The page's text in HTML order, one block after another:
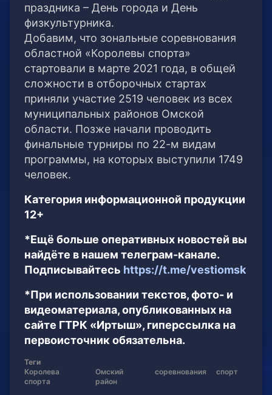
праздника – День города и День
физкультурника.
Добавим, что зональные соревнования
областной «Королевы спорта»
стартовали в марте 2021 года, в общей
сложности в отборочных стартах
приняли участие 2519 человек из всех
муниципальных районов Омской
области. Позже начали проводить
финальные турниры по 22-м видам
программы, на которых выступили 1749
человек.
Категория информационной продукции
12+
*Ещё больше оперативных новостей вы
найдёте в нашем телеграм-канале.
Подписывайтесь https://t.me/vestiomsk
*При использовании текстов, фото- и
видеоматериала, опубликованных на
сайте ГТРК «Иртыш», гиперссылка на
первоисточник обязательна.
Теги
Королева
спорта
Омский
район
соревнования спорт